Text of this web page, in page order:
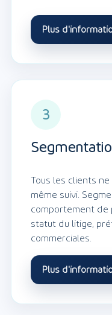
Plus
3
Tous les clients
même suivi.
comportement de
statut du litige,
commerciales.
Plus